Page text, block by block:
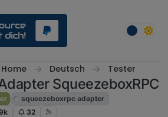
Deutsch Tester
SqueezeboxRPC
squeezeboxrpc adapter
32